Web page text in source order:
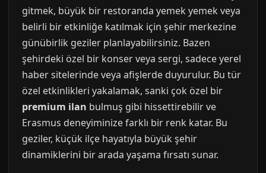
gitmek, büyük bir restoranda yemek yemek veya
belirli bir etkinliğe katılmak için şehir merkezine
günübirlik geziler planlayabilirsiniz. Bazen
şehirdeki özel bir konser veya sergi, sadece yerel
haber sitelerinde veya afişlerde duyurulur. Bu tür
özel etkinlikleri yakalamak, sanki çok özel bir
premium ilan bulmuş gibi hissettirebilir ve
Erasmus deneyiminize farklı bir renk katar. Bu
geziler, küçük ilçe hayatıyla büyük şehir
dinamiklerini bir arada yaşama fırsatı sunar.